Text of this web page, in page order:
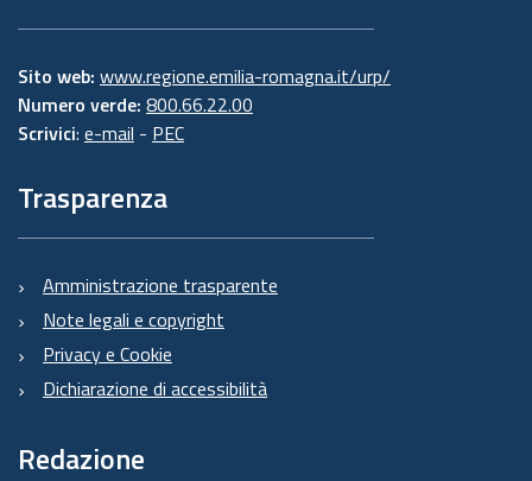
Sito web: www.regione.emilia-romagna.it/urp/
Numero verde: 800.66.22.00
Scrivici: e-mail - PEC
Trasparenza
Amministrazione trasparente
Note legali e copyright
Privacy e Cookie
Dichiarazione di accessibilità
Redazione